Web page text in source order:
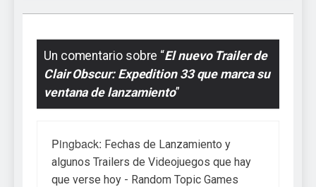
Un comentario sobre “El nuevo Trailer de
Clair Obscur: Expedition 33 que marca su
ventana de lanzamiento”
Pingback: Fechas de Lanzamiento y
algunos Trailers de Videojuegos que hay
que verse hoy - Random Topic Games